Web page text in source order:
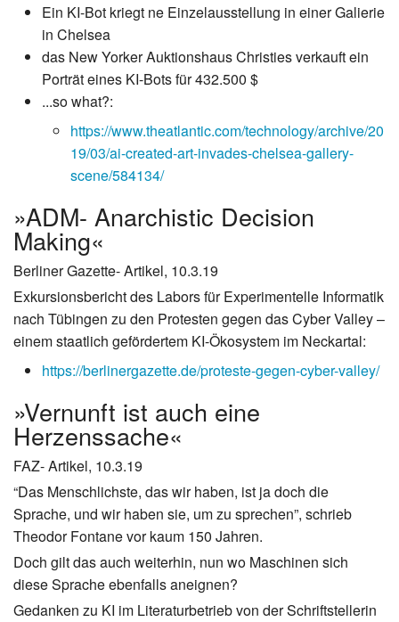
Ein KI-Bot kriegt ne Einzelausstellung in einer Galierie
in Chelsea
das New Yorker Auktionshaus Christies verkauft ein
Porträt eines KI-Bots für 432.500 $
...so what?:
https://www.theatlantic.com/technology/archive/20
19/03/ai-created-art-invades-chelsea-gallery-
scene/584134/
»ADM- Anarchistic Decision
Making«
Berliner Gazette- Artikel, 10.3.19
Exkursionsbericht des Labors für Experimentelle Informatik
nach Tübingen zu den Protesten gegen das Cyber Valley –
einem staatlich gefördertem KI-Ökosystem im Neckartal:
https://berlinergazette.de/proteste-gegen-cyber-valley/
»Vernunft ist auch eine
Herzenssache«
FAZ- Artikel, 10.3.19
“Das Menschlichste, das wir haben, ist ja doch die
Sprache, und wir haben sie, um zu sprechen”, schrieb
Theodor Fontane vor kaum 150 Jahren.
Doch gilt das auch weiterhin, nun wo Maschinen sich
diese Sprache ebenfalls aneignen?
Gedanken zu KI im Literaturbetrieb von der Schriftstellerin